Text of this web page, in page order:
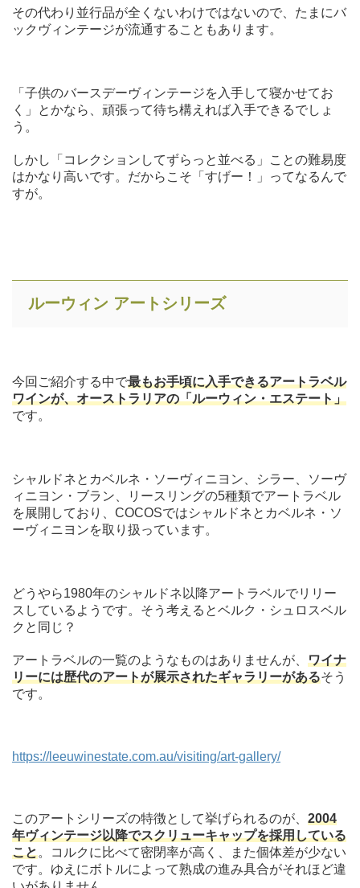
その代わり並行品が全くないわけではないので、たまにバ
ックヴィンテージが流通することもあります。
「子供のバースデーヴィンテージを入手して寝かせてお
く」とかなら、頑張って待ち構えれば入手できるでしょ
う。
しかし「コレクションしてずらっと並べる」ことの難易度
はかなり高いです。だからこそ「すげー！」ってなるんで
すが。
ルーウィン アートシリーズ
今回ご紹介する中で最もお手頃に入手できるアートラベル
ワインが、オーストラリアの「ルーウィン・エステート」
です。
シャルドネとカベルネ・ソーヴィニヨン、シラー、ソーヴ
ィニヨン・ブラン、リースリングの5種類でアートラベル
を展開しており、COCOSではシャルドネとカベルネ・ソ
ーヴィニヨンを取り扱っています。
どうやら1980年のシャルドネ以降アートラベルでリリー
スしているようです。そう考えるとベルク・シュロスベル
クと同じ？
アートラベルの一覧のようなものはありませんが、 ワイナ
リーには歴代のアートが展示されたギャラリーがあるそう
です。
https://leeuwinestate.com.au/visiting/art-gallery/
このアートシリーズの特徴として挙げられるのが、 2004
年ヴィンテージ以降でスクリューキャップを採用している
こと。コルクに比べて密閉率が高く、また個体差が少ない
です。ゆえにボトルによって熟成の進み具合がそれほど違